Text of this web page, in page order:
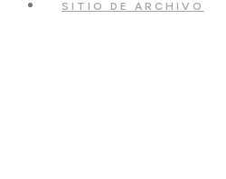
SITIO DE ARCHIVO